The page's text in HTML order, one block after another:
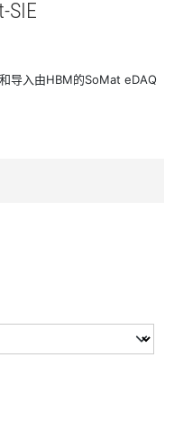
SIE
导入由HBM的SoMat eDAQ